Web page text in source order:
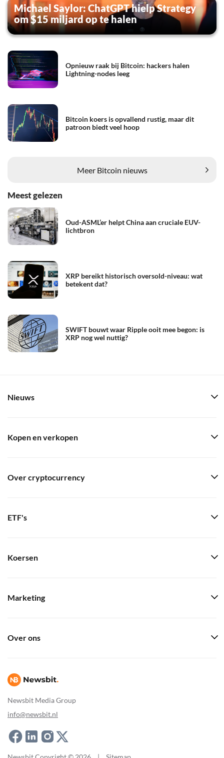
Michael Saylor: ChatGPT hielp Strategy
om $15 miljard op te halen
Opnieuw raak bij Bitcoin: hackers halen
Lightning-nodes leeg
Bitcoin koers is opvallend rustig, maar dit
patroon biedt veel hoop
Meer Bitcoin nieuws
Meest gelezen
Oud-ASML’er helpt China aan cruciale EUV-
lichtbron
XRP bereikt historisch oversold-niveau: wat
betekent dat?
SWIFT bouwt waar Ripple ooit mee begon: is
XRP nog wel nuttig?
Newsbit Media Group
info@newsbit.nl
Nieuws
Kopen en verkopen
Over cryptocurrency
ETF's
Koersen
Marketing
Over ons